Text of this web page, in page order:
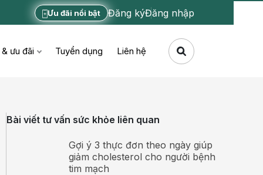
Ưu đãi nổi bật Đăng kýĐăng nhập
ưu đãi Tuyển dụng Liên hệ
Bài viết tư vấn sức khỏe liên quan
Gợi ý 3 thực đơn theo ngày giúp
giảm cholesterol cho người bệnh
tim mạch